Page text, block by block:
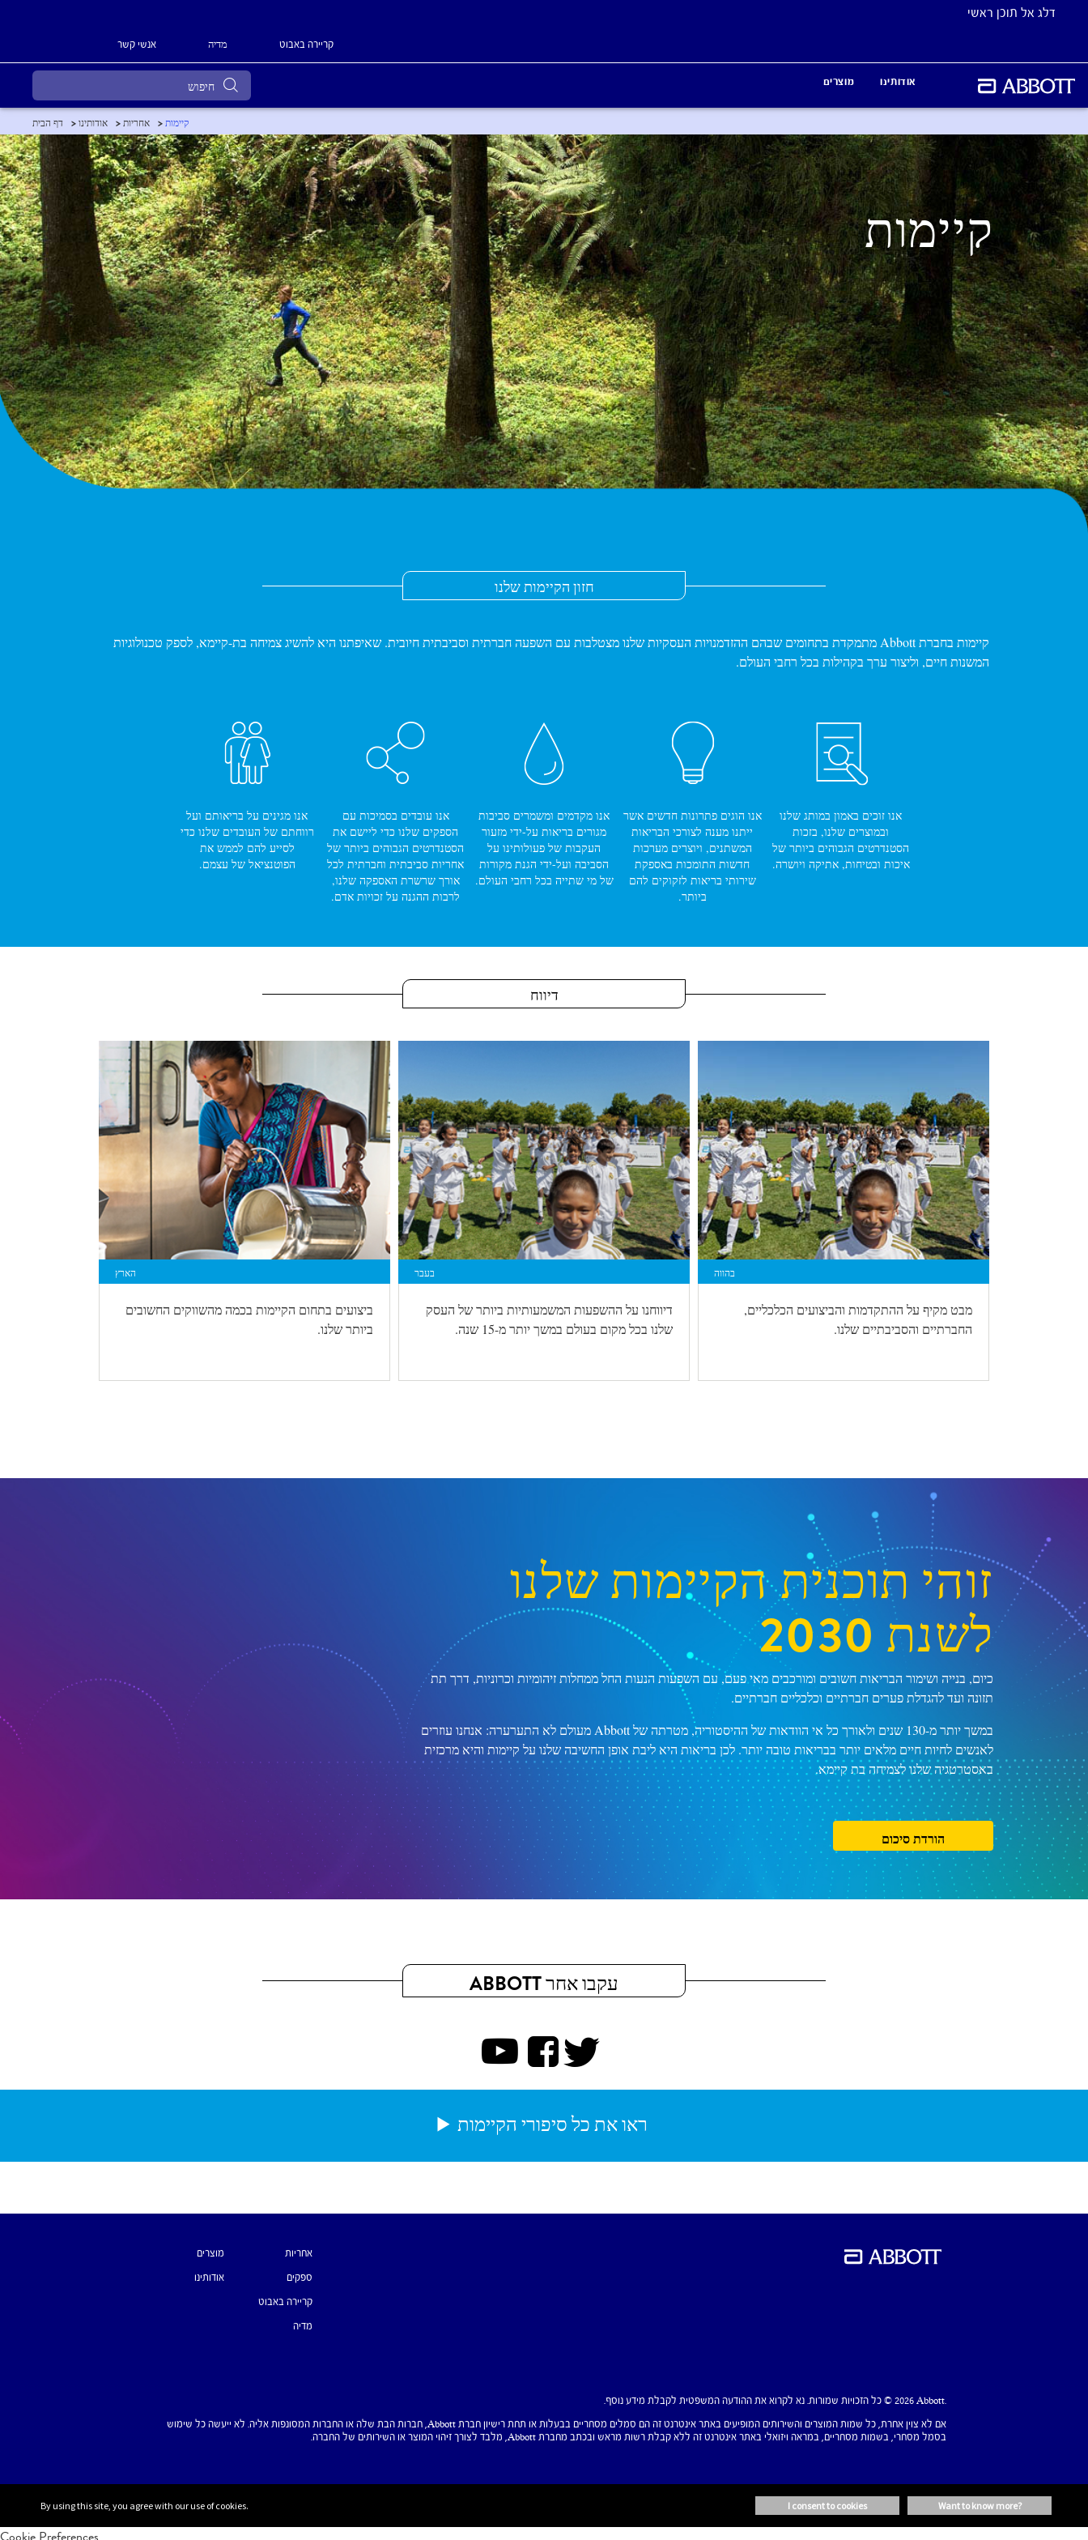
דלג אל תוכן ראשי
קריירה באבוט מדיה אנשי קשר
אודותינו מוצרים
דף הבית אודותינו אחריות קיימות
קיימות
חזון הקיימות שלנו
קיימות בחברת Abbott מתמקדת בתחומים שבהם ההזדמנויות העסקיות שלנו מצטלבות עם השפעה חברתית וסביבתית חיובית. שאיפתנו היא להשיג צמיחה בת-קיימא, לספק טכנולוגיות
המשנות חיים, וליצור ערך בקהילות בכל רחבי העולם.
אנו זוכים באמון במותג שלנו
ובמוצרים שלנו, בזכות
הסטנדרטים הגבוהים ביותר של
איכות ובטיחות, אתיקה ויושרה.
אנו הוגים פתרונות חדשים אשר
ייתנו מענה לצורכי הבריאות
המשתנים, ויוצרים מערכות
חדשות התומכות באספקת
שירותי בריאות לזקוקים להם
ביותר.
אנו מקדמים ומשמרים סביבות
מגורים בריאות על-ידי מזעור
העקבות של פעולותינו על
הסביבה ועל-ידי הגנת מקורות
של מי שתייה בכל רחבי העולם.
אנו עובדים בסמיכות עם
הספקים שלנו כדי ליישם את
הסטנדרטים הגבוהים ביותר של
אחריות סביבתית וחברתית לכל
אורך שרשרת האספקה שלנו,
לרבות ההגנה על זכויות אדם.
אנו מגינים על בריאותם ועל
רווחתם של העובדים שלנו כדי
לסייע להם לממש את
הפוטנציאל של עצמם.
דיווח
בהווה
מבט מקיף על ההתקדמות והביצועים הכלכליים,
החברתיים והסביבתיים שלנו.
בעבר
דיווחנו על ההשפעות המשמעותיות ביותר של העסק
שלנו בכל מקום בעולם במשך יותר מ-15 שנה.
הארץ
ביצועים בתחום הקיימות בכמה מהשווקים החשובים
ביותר שלנו.
זוהי תוכנית הקיימות שלנו
לשנת 2030
כיום, בנייה ושימור הבריאות חשובים ומורכבים מאי פעם, עם השפעות הנעות החל ממחלות זיהומיות וכרוניות, דרך תת
תזונה ועד להגדלת פערים חברתיים וכלכליים חברתיים.
במשך יותר מ-130 שנים ולאורך כל אי הוודאות של ההיסטוריה, מטרתה של Abbott מעולם לא התערערה: אנחנו עוזרים
לאנשים לחיות חיים מלאים יותר בבריאות טובה יותר. לכן בריאות היא ליבת אופן החשיבה שלנו על קיימות והיא מרכזית
באסטרטגיה שלנו לצמיחה בת קיימא.
הורדת סיכום
עקבו אחר ABBOTT
ראו את כל סיפורי הקיימות
אחריות
ספקים
קריירה באבוט
מדיה
מוצרים
אודותינו
‎© 2026 Abbott.‎ כל הזכויות שמורות. נא לקרוא את ההודעה המשפטית לקבלת מידע נוסף.
אם לא צוין אחרת, כל שמות המוצרים והשירותים המופיעים באתר אינטרנט זה הם סמלים מסחריים בבעלות או תחת רישיון חברת Abbott, חברות הבת שלה או החברות המסונפות אליה. לא ייעשה כל שימוש
בסמל מסחרי, בשמות מסחריים, במראה ויזואלי באתר אינטרנט זה ללא קבלת רשות מראש ובכתב מחברת Abbott, מלבד לצורך זיהוי המוצר או השירותים של החברה.
By using this site, you agree with our use of cookies. want to know more?
i consent to cookies
Cookie Preferences